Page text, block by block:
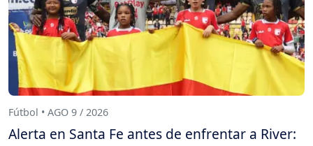
Fútbol • AGO 9 / 2026
Alerta en Santa Fe antes de enfrentar a River: